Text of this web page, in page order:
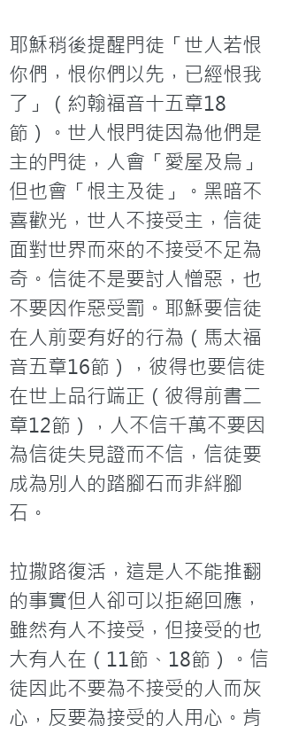
耶穌稍後提醒門徒「世人若恨
你們，恨你們以先，已經恨我
了」（約翰福音十五章18
節）。世人恨門徒因為他們是
主的門徒，人會「愛屋及烏」
但也會「恨主及徒」。黑暗不
喜歡光，世人不接受主，信徒
面對世界而來的不接受不足為
奇。信徒不是要討人憎惡，也
不要因作惡受罰。耶穌要信徒
在人前耍有好的行為（馬太福
音五章16節），彼得也要信徒
在世上品行端正（彼得前書二
章12節），人不信千萬不要因
為信徒失見證而不信，信徒要
成為別人的踏腳石而非絆腳
石。
拉撒路復活，這是人不能推翻
的事實但人卻可以拒絕回應，
雖然有人不接受，但接受的也
大有人在（11節、18節）。信
徒因此不要為不接受的人而灰
心，反要為接受的人用心。肯